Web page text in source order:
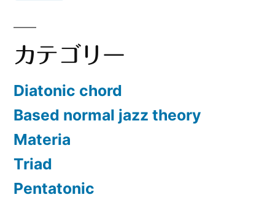
カテゴリー
Diatonic chord
Based normal jazz theory
Materia
Triad
Pentatonic